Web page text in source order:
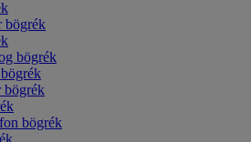
bögrék
bögrék
bögrék
bögrék